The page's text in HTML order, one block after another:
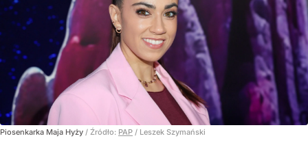
Piosenkarka Maja Hyży / Źródło: PAP / Leszek Szymański